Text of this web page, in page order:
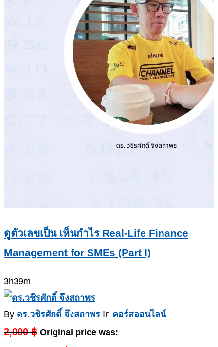
ดูตัวเลขเป็น เห็นกำไร Real-Life Finance
Management for SMEs (Part I)
3h39m
By ดร.วชิรศักดิ์ จึงสถาพร In คอร์สออนไลน์
2,000฿ Original price was: